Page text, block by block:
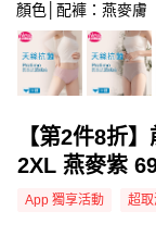
顏色│配褲：燕麥膚
【第2件8折
2XL 燕麥紫
App 獨享活動 超